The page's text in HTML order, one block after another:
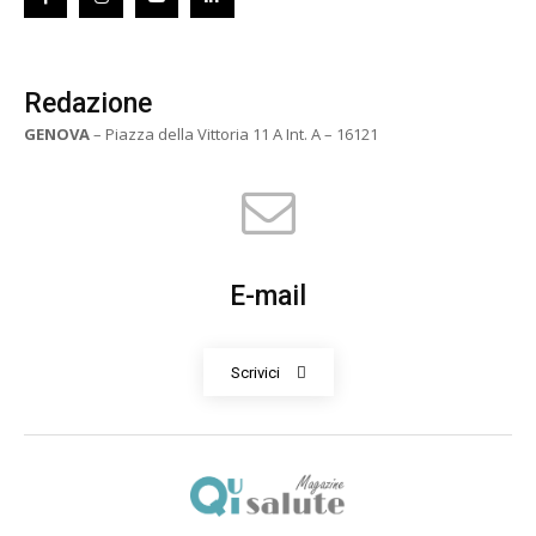
Redazione
GENOVA– Piazza della Vittoria 11 A Int. A – 16121
E-mail
Scrivici